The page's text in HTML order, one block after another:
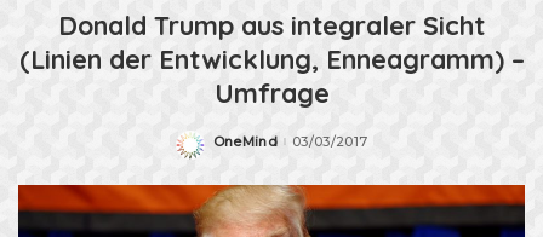
Donald Trump aus integraler Sicht
(Linien der Entwicklung, Enneagramm) –
Umfrage
Posted
OneMind 03/03/2017